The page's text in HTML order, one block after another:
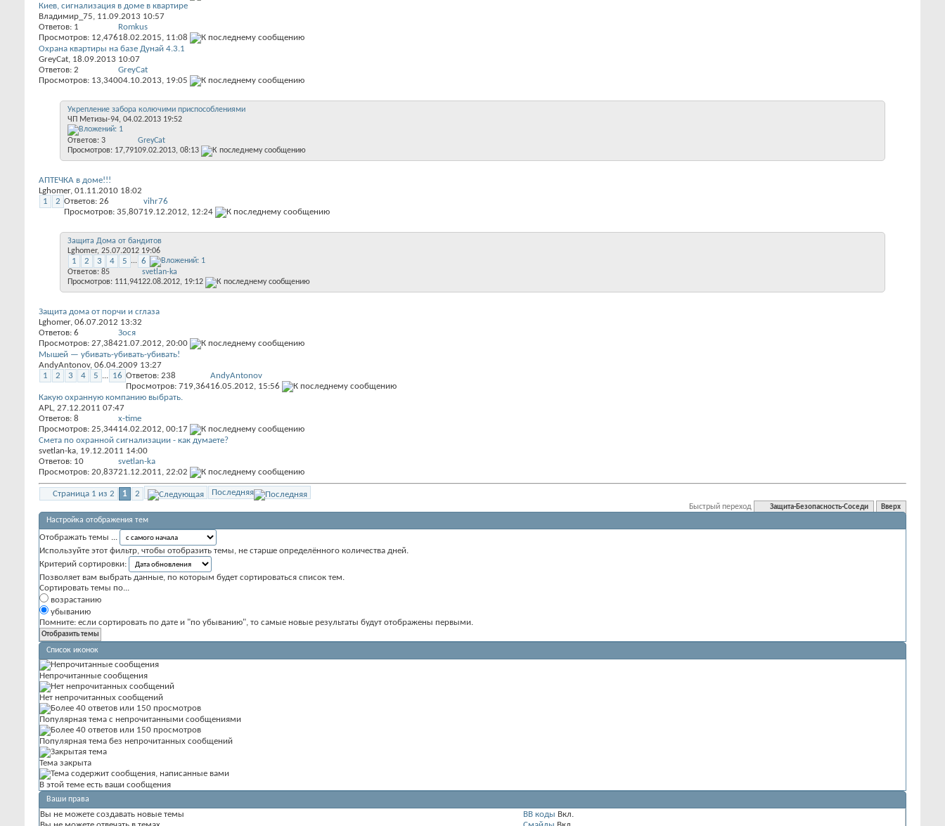
Киев, сигнализация в доме в квартире
Владимир_75, 11.09.2013 10:57
Ответов: 1
Просмотров: 12,476
Romkus
18.02.2015, 11:08
Охрана квартиры на базе Дунай 4.3.1
GreyCat, 18.09.2013 10:07
Ответов: 2
Просмотров: 13,340
GreyCat
04.10.2013, 19:05
Укрепление забора колючими приспособлениями
ЧП Метизы-94, 04.02.2013 19:52
Ответов: 3
Просмотров: 17,791
GreyCat
09.02.2013, 08:13
АПТЕЧКА в доме!!!
Lghomer, 01.11.2010 18:02
1
2 Ответов: 26
Просмотров: 35,807
vihr76
19.12.2012, 12:24
Защита Дома от бандитов
Lghomer, 25.07.2012 19:06
1 2 3 4 5 ... 6
Ответов: 85
Просмотров: 111,941
svetlan-ka
22.08.2012, 19:12
Защита дома от порчи и сглаза
Lghomer, 06.07.2012 13:32
Ответов: 6
Просмотров: 27,384
Зося
21.07.2012, 20:00
Мышей — убивать-убивать-убивать!
AndyAntonov, 06.04.2009 13:27
1
2 3 4 5 ... 16 Ответов: 238
Просмотров: 719,364
AndyAntonov
16.05.2012, 15:56
Какую охранную компанию выбрать.
APL, 27.12.2011 07:47
Ответов: 8
Просмотров: 25,344
x-time
14.02.2012, 00:17
Смета по охранной сигнализации - как думаете?
svetlan-ka, 19.12.2011 14:00
Ответов: 10
Просмотров: 20,837
svetlan-ka
21.12.2011, 22:02
Страница 1 из 2 1 2 Последняя
Быстрый переход Защита-Безопасность-Соседи Вверх
Настройка отображения тем
Отображать темы ...
Используйте этот фильтр, чтобы отобразить темы, не старше определённого количества дней.
Критерий сортировки:
Позволяет вам выбрать данные, по которым будет сортироваться список тем.
Сортировать темы по...
возрастанию
убыванию
Помните: если сортировать по дате и "по убыванию", то самые новые результаты будут отображены первыми.
Список иконок
Непрочитанные сообщения
Нет непрочитанных сообщений
Популярная тема с непрочитанными сообщениями
Популярная тема без непрочитанных сообщений
Тема закрыта
В этой теме есть ваши сообщения
Ваши права
Вы не можете создавать новые темы
BB коды Вкл.